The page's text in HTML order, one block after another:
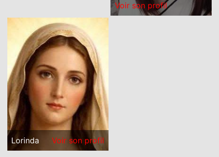
Voir son profil
Lorinda Voir son profil